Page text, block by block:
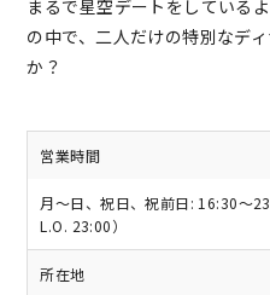
まるで星空デートをしている
の中で、二人だけの特別なデ
か？
営業時間
月～日、祝日、祝前日: 16:30～
L.O. 23:00）
所在地